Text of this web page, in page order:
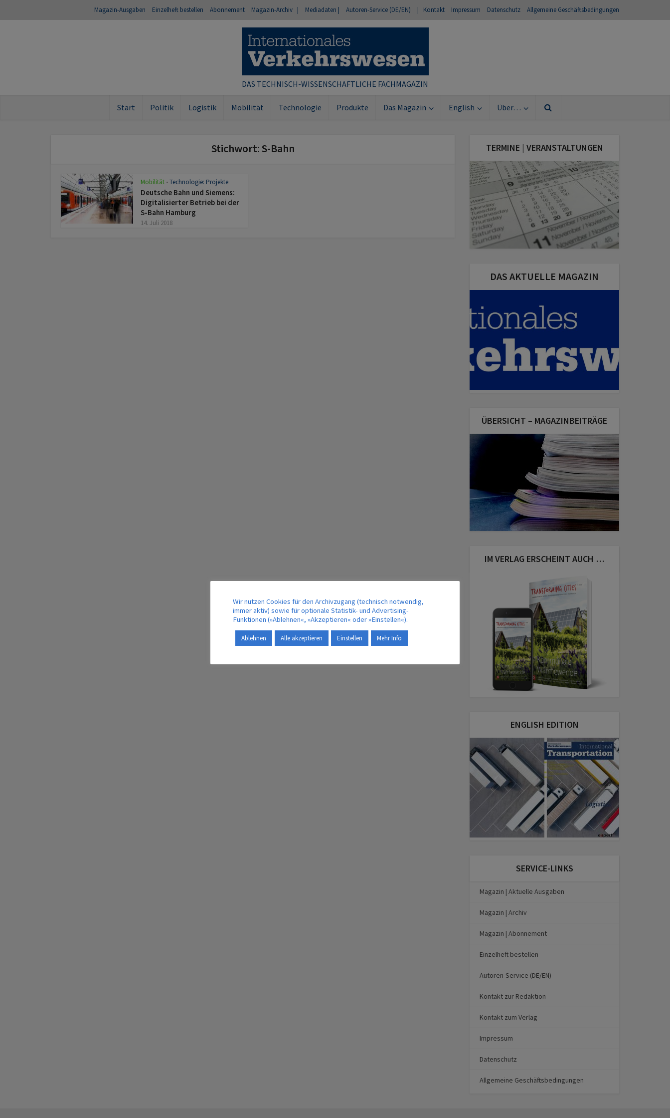
Magazin-Ausgaben Einzelheft bestellen Abonnement Magazin-Archiv | Mediadaten | Autoren-Service (DE/EN) | Kontakt Impressum Datenschutz Allgemeine Geschäftsbedingungen
DAS TECHNISCH-WISSENSCHAFTLICHE FACHMAGAZIN
Start Politik Logistik Mobilität Technologie Produkte Das Magazin English Über…
Stichwort: S-Bahn
Mobilität • Technologie: Projekte
Deutsche Bahn und Siemens:
Digitalisierter Betrieb bei der
S-Bahn Hamburg
14. Juli 2018
TERMINE | VERANSTALTUNGEN
DAS AKTUELLE MAGAZIN
ÜBERSICHT – MAGAZINBEITRÄGE
IM VERLAG ERSCHEINT AUCH …
ENGLISH EDITION
SERVICE-LINKS
Magazin | Aktuelle Ausgaben
Magazin | Archiv
Magazin | Abonnement
Einzelheft bestellen
Autoren-Service (DE/EN)
Kontakt zur Redaktion
Kontakt zum Verlag
Impressum
Datenschutz
Allgemeine Geschäftsbedingungen
Wir nutzen Cookies für den Archivzugang (technisch notwendig,
immer aktiv) sowie für optionale Statistik- und Advertising-
Funktionen (»Ablehnen«, »Akzeptieren« oder »Einstellen«).
Ablehnen Alle akzeptieren Einstellen Mehr Info